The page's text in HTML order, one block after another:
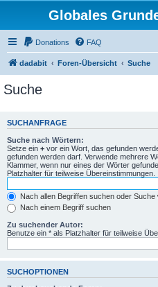
Globales
Donations FAQ
dadabit Foren-Übersicht Suche
Suche
SUCHANFRAGE
Suche nach Wörtern:
Setze ein + vor ein Wort, das gefunden
gefunden werden darf. Verwende mehrere
Klammer, wenn nur eines der Wörter
Platzhalter für teilweise Übereinstimmungen.
Nach allen Begriffen suchen oder
Nach einem Begriff suchen
Zu suchender Autor:
Benutze ein * als Platzhalter für teilweise
SUCHOPTIONEN